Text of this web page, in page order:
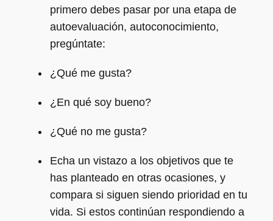
primero debes pasar por una etapa de
autoevaluación, autoconocimiento,
pregúntate:
¿Qué me gusta?
¿En qué soy bueno?
¿Qué no me gusta?
Echa un vistazo a los objetivos que te
has planteado en otras ocasiones, y
compara si siguen siendo prioridad en tu
vida. Si estos continúan respondiendo a